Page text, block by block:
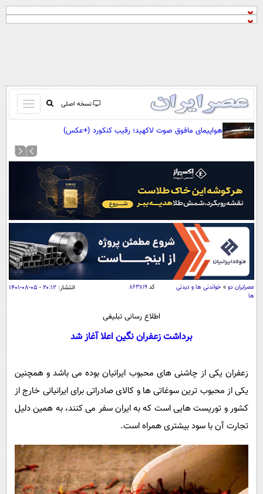
نسخه اصلی
باز
و
کردن
صفحه اول
آرشیو
نظرسنجی
آب و هوا
اوقات شرعی
سواد زندگی
اقتصاد
سلامت
یک برش دانایی
محیط زیست
فرهنگ و هنر
علم و دانش
فناوری و It
علمی
اخبار کریپتو
قرآن
گوناگون
سرگرمی
باشگاه مغز
مجله تصویری سلاح
فیلم
اقتصاد
ورزش
عصر ایران 2
خواندنی ها و دیدنی ها
آموزش زبان
هواپیمای مافوق صوت لاکهید؛ رقیب کنکورد (+عکس)
عصرايران دو » خواندنی ها و دیدنی
ها
کد۸۶۳۸۱۹ انتشار: ۲۰:۱۲ - ۰۵-۰۸-۱۴۰۱
اطلاع رسانی تبلیغی
برداشت زعفران نگین اعلا آغاز شد
زعفران یکی از چاشنی ‌های محبوب ایرانیان بوده می باشد و همچنین
یکی از محبوب ترین سوغاتی‌ ها و کالای صادراتی برای ایرانیانی خارج از
کشور و توریست هایی است که به ایران سفر می ‌کنند، به همین دلیل
تجارت آن با سود بیشتری همراه است.